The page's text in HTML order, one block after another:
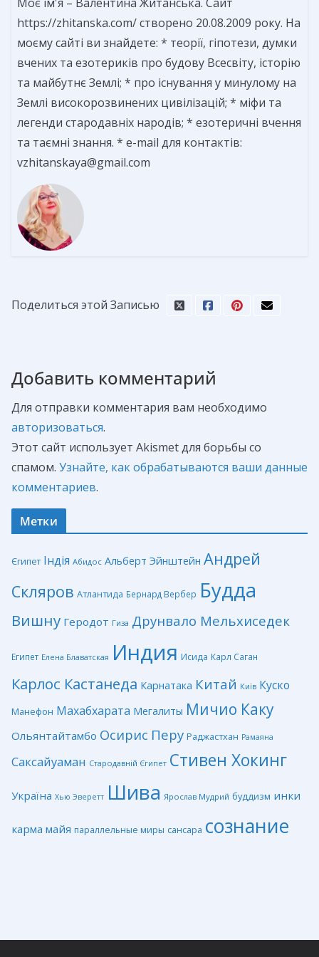
https://zhitanska.com/ створено 20.08.2009 року. На
моєму сайті ви знайдете: * теорії, гіпотези, думки
вчених та езотериків про будову Всесвіту, історію
та майбутнє Землі; * про існування у минулому на
Землі високорозвинених цивілізацій; * міфи та
легенди стародавніх народів; * езотеричні вчення
та таємні знання. * e-mail для контактів:
vzhitanskaya@gmail.com
Поделиться этой Записью
Добавить комментарий
Для отправки комментария вам необходимо
авторизоваться.
Этот сайт использует Akismet для борьбы со
спамом. Узнайте, как обрабатываются ваши данные
комментариев.
Метки
Єгипет Індія Абидос Альберт Эйнштейн Андрей
Скляров Атлантида Бернард Вербер Будда
Вишну Геродот Гиза Друнвало Мельхиседек
Египет Елена Блаватская Индия Исида Карл Саган
Карлос Кастанеда Карнатака Китай Київ Куско
Манефон Махабхарата Мегалиты Мичио Каку
Ольянтайтамбо Осирис Перу Раджастхан Рамаяна
Саксайуаман Стародавній Єгипет Стивен Хокинг
Україна Хью Эверетт Шива Ярослав Мудрий буддизм инки
карма майя параллельные миры сансара сознание